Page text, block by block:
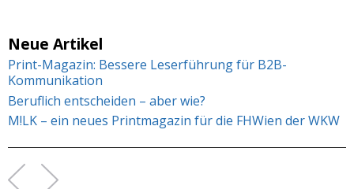
Neue Artikel
Print-Magazin: Bessere Leserführung für B2B-
Kommunikation
Beruflich entscheiden – aber wie?
M!LK – ein neues Printmagazin für die FHWien der WKW